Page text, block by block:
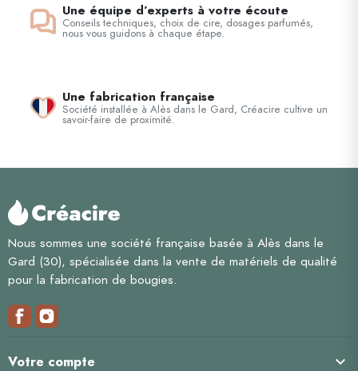
Une équipe d’experts à votre écoute
Conseils techniques, choix de cire, dosages parfumés,
nous vous guidons à chaque étape.
Une fabrication française
Société installée à Alès dans le Gard, Créacire cultive un
savoir-faire de proximité.
Nous sommes une société française basée à Alès dans le
Gard (30), spécialisée dans la vente de matériels de qualité
pour la fabrication de bougies.
Votre compte 